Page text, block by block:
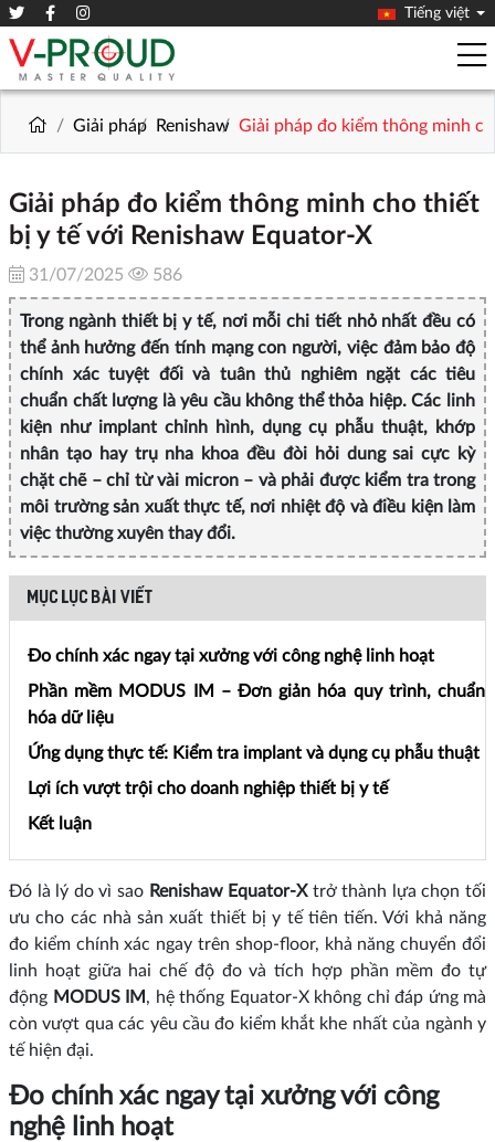
Tiếng việt
Giải pháp Renishaw Giải pháp đo kiểm thông minh
Giải pháp đo kiểm thông minh cho thiết
bị y tế với Renishaw Equator‑X
31/07/2025 586
Trong ngành thiết bị y tế, nơi mỗi chi tiết nhỏ nhất đều có
thể ảnh hưởng đến tính mạng con người, việc đảm bảo độ
chính xác tuyệt đối và tuân thủ nghiêm ngặt các tiêu
chuẩn chất lượng là yêu cầu không thể thỏa hiệp. Các linh
kiện như implant chỉnh hình, dụng cụ phẫu thuật, khớp
nhân tạo hay trụ nha khoa đều đòi hỏi dung sai cực kỳ
chặt chẽ – chỉ từ vài micron – và phải được kiểm tra trong
môi trường sản xuất thực tế, nơi nhiệt độ và điều kiện làm
việc thường xuyên thay đổi.
MỤC LỤC BÀI VIẾT
Đo chính xác ngay tại xưởng với công nghệ linh hoạt
Phần mềm MODUS IM – Đơn giản hóa quy trình, chuẩn
hóa dữ liệu
Ứng dụng thực tế: Kiểm tra implant và dụng cụ phẫu thuật
Lợi ích vượt trội cho doanh nghiệp thiết bị y tế
Kết luận
Đó là lý do vì sao Renishaw Equator‑Xtrở thành lựa chọn tối
ưu cho các nhà sản xuất thiết bị y tế tiên tiến. Với khả năng
đo kiểm chính xác ngay trên shop-floor, khả năng chuyển đổi
linh hoạt giữa hai chế độ đo và tích hợp phần mềm đo tự
động MODUS IM , hệ thống Equator‑X không chỉ đáp ứng mà
còn vượt qua các yêu cầu đo kiểm khắt khe nhất của ngành y
tế hiện đại.
Đo chính xác ngay tại xưởng với công
nghệ linh hoạt